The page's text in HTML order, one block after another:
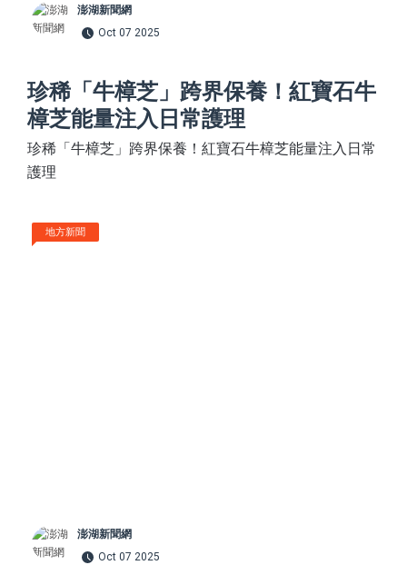
澎湖新聞網
Oct 07 2025
珍稀「牛樟芝」跨界保養！紅寶石牛
樟芝能量注入日常護理
珍稀「牛樟芝」跨界保養！紅寶石牛樟芝能量注入日常
護理
地方新聞
澎湖新聞網
Oct 07 2025